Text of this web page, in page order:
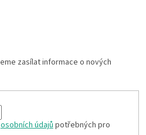
zasílat informace o nových
osobních údajů potřebných pro